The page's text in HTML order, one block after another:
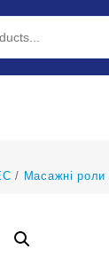
/ Масажні роли